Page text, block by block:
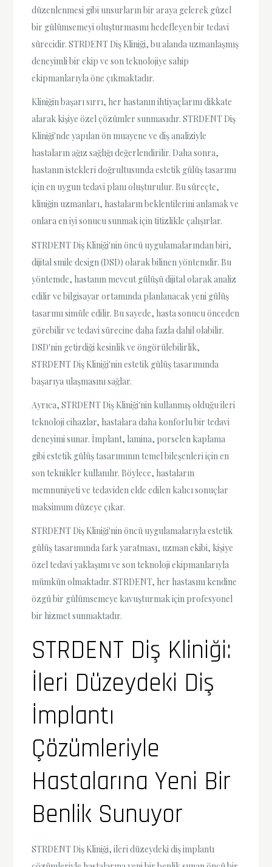
düzenlenmesi gibi unsurların bir araya gelerek güzel
bir gülümsemeyi oluşturmasını hedefleyen bir tedavi
sürecidir. STRDENT Diş Kliniği, bu alanda uzmanlaşmış
deneyimli bir ekip ve son teknolojiye sahip
ekipmanlarıyla öne çıkmaktadır.
Kliniğin başarı sırrı, her hastanın ihtiyaçlarını dikkate
alarak kişiye özel çözümler sunmasıdır. STRDENT Diş
Kliniği'nde yapılan ön muayene ve diş analiziyle
hastaların ağız sağlığı değerlendirilir. Daha sonra,
hastanın istekleri doğrultusunda estetik gülüş tasarımı
için en uygun tedavi planı oluşturulur. Bu süreçte,
kliniğin uzmanları, hastaların beklentilerini anlamak ve
onlara en iyi sonucu sunmak için titizlikle çalışırlar.
STRDENT Diş Kliniği'nin öncü uygulamalarından biri,
dijital smile design (DSD) olarak bilinen yöntemdir. Bu
yöntemde, hastanın mevcut gülüşü dijital olarak analiz
edilir ve bilgisayar ortamında planlanacak yeni gülüş
tasarımı simüle edilir. Bu sayede, hasta sonucu önceden
görebilir ve tedavi sürecine daha fazla dahil olabilir.
DSD'nin getirdiği kesinlik ve öngörülebilirlik,
STRDENT Diş Kliniği'nin estetik gülüş tasarımında
başarıya ulaşmasını sağlar.
Ayrıca, STRDENT Diş Kliniği'nin kullanmış olduğu ileri
teknoloji cihazlar, hastalara daha konforlu bir tedavi
deneyimi sunar. İmplant, lamina, porselen kaplama
gibi estetik gülüş tasarımının temel bileşenleri için en
son teknikler kullanılır. Böylece, hastaların
memnuniyeti ve tedaviden elde edilen kalıcı sonuçlar
maksimum düzeye çıkar.
STRDENT Diş Kliniği'nin öncü uygulamalarıyla estetik
gülüş tasarımında fark yaratması, uzman ekibi, kişiye
özel tedavi yaklaşımı ve son teknoloji ekipmanlarıyla
mümkün olmaktadır. STRDENT, her hastasını kendine
özgü bir gülümsemeye kavuşturmak için profesyonel
bir hizmet sunmaktadır.
STRDENT Diş Kliniği:
İleri Düzeydeki Diş
İmplantı
Çözümleriyle
Hastalarına Yeni Bir
Benlik Sunuyor
STRDENT Diş Kliniği, ileri düzeydeki diş implantı